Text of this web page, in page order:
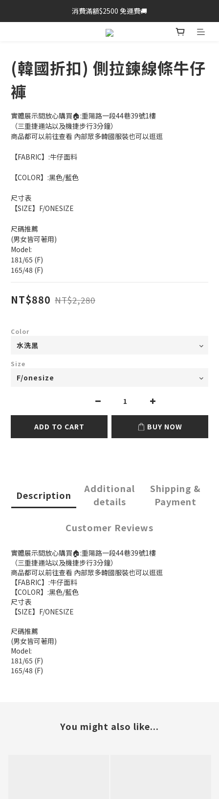
消費滿額$2500 免運費🚚
(韓國折扣) 側拉鍊線條牛仔
褲
實體展示間放心購買🏠:重陽路一段44巷39號1樓
（三重捷運站以及機捷步行3分鐘）
商品都可以前往查看 內部眾多韓國服裝也可以逛逛
【FABRIC】:牛仔面料
【COLOR】:黑色/藍色
尺寸表
【SIZE】F/ONESIZE
尺碼推薦
(男女皆可著用)
Model:
181/65 (F)
165/48 (F)
NT$880 NT$2,280
Color
Size
ADD TO CART BUY NOW
Description
Additional
details
Shipping &
Payment
Customer Reviews
實體展示間放心購買🏠:重陽路一段44巷39號1樓
（三重捷運站以及機捷步行3分鐘）
商品都可以前往查看 內部眾多韓國服裝也可以逛逛
【FABRIC】:牛仔面料
【COLOR】:黑色/藍色
尺寸表
【SIZE】F/ONESIZE
尺碼推薦
(男女皆可著用)
Model:
181/65 (F)
165/48 (F)
You might also like...